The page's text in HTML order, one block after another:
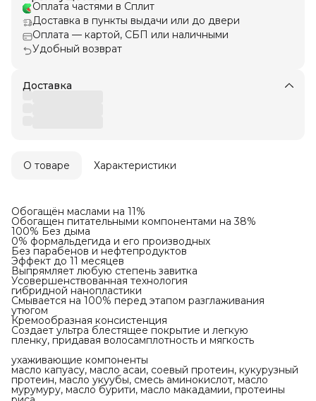
Оплата частями в Сплит
Доставка в пункты выдачи или до двери
Оплата — картой, СБП или наличными
Удобный возврат
Доставка
О товаре Характеристики
Обогащён маслами на 11%
Обогащен питательными компонентами на 38%
100% Без дыма
0% формальдегида и его производных
Без парабенов и нефтепродуктов
Эффект до 11 месяцев
Выпрямляет любую степень завитка
Усовершенствованная технология
гибридной нанопластики
Смывается на 100% перед этапом разглаживания
утюгом
Кремообразная консистенция
Создает ультра блестящее покрытие и легкую
пленку, придавая волосамплотность и мягкость
ухаживающие компоненты
масло капуасу, масло асаи, соевый протеин, кукурузный
протеин, масло укуубы, смесь аминокислот, масло
мурумуру, масло бурити, масло макадамии, протеины